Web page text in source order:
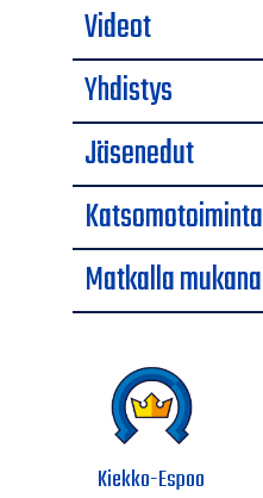
Videot
Yhdistys
Jäsenedut
Katsomotoiminta
Matkalla mukana
Kiekko-Espoo